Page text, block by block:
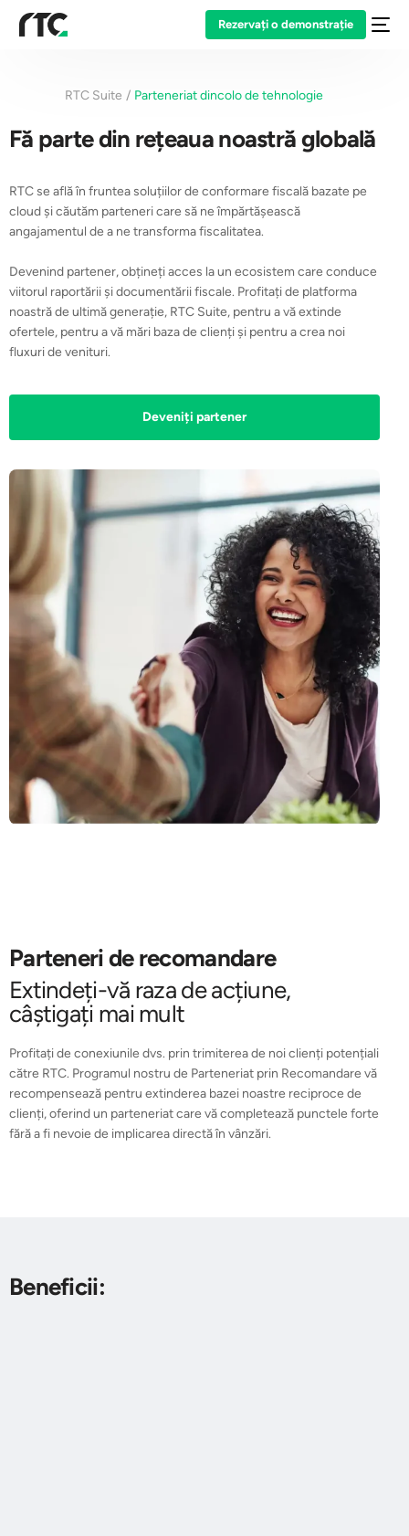
Rezervați o demonstrație
RTC Suite Parteneriat dincolo de tehnologie
Fă parte din rețeaua noastră globală
RTC se află în fruntea soluțiilor de conformare fiscală bazate pe
cloud și căutăm parteneri care să ne împărtășească
angajamentul de a ne transforma fiscalitatea.
Devenind partener, obțineți acces la un ecosistem care conduce
viitorul raportării și documentării fiscale. Profitați de platforma
noastră de ultimă generație, RTC Suite, pentru a vă extinde
ofertele, pentru a vă mări baza de clienți și pentru a crea noi
fluxuri de venituri.
Deveniți partener
Parteneri de recomandare
Extindeți-vă raza de acțiune,
câștigați mai mult
Profitați de conexiunile dvs. prin trimiterea de noi clienți potențiali
către RTC. Programul nostru de Parteneriat prin Recomandare vă
recompensează pentru extinderea bazei noastre reciproce de
clienți, oferind un parteneriat care vă completează punctele forte
fără a fi nevoie de implicarea directă în vânzări.
Beneficii: